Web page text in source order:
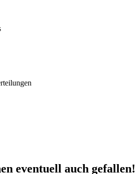
eventuell auch gefallen!